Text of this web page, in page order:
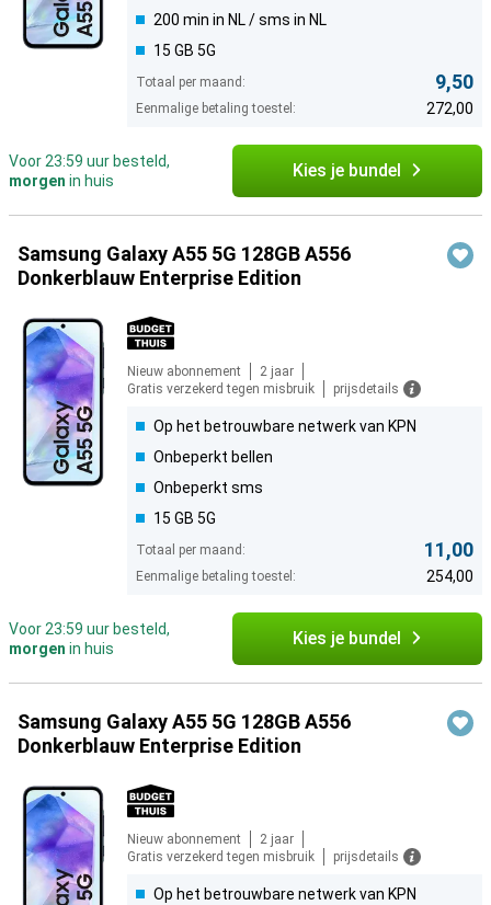
200 min in NL / sms in NL
15 GB 5G
Totaal per maand: 9,50
Eenmalige betaling toestel: 272,00
Voor 23:59 uur besteld,
morgen in huis Kies je bundel
Samsung Galaxy A55 5G 128GB A556
Donkerblauw Enterprise Edition
Nieuw abonnement
2 jaar
Gratis verzekerd tegen misbruik
prijsdetails
Op het betrouwbare netwerk van KPN
Onbeperkt bellen
Onbeperkt sms
15 GB 5G
Totaal per maand: 11,00
Eenmalige betaling toestel: 254,00
Voor 23:59 uur besteld,
morgen in huis Kies je bundel
Samsung Galaxy A55 5G 128GB A556
Donkerblauw Enterprise Edition
Nieuw abonnement
2 jaar
Gratis verzekerd tegen misbruik
prijsdetails
Op het betrouwbare netwerk van KPN